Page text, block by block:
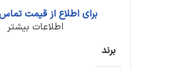
برای اطلاع از قیمت
اطلاعات بیشتر
برند